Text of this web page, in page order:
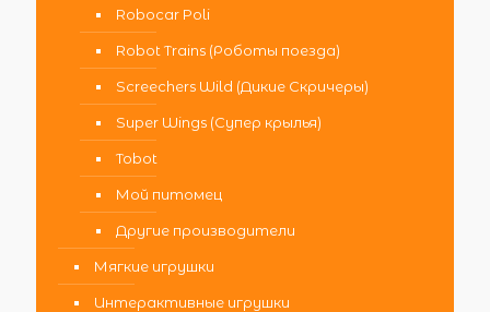
Robocar Poli
Robot Trains (Роботы поезда)
Screechers Wild (Дикие Скричеры)
Super Wings (Супер крылья)
Tobot
Мой питомец
Другие производители
Мягкие игрушки
Интерактивные игрушки